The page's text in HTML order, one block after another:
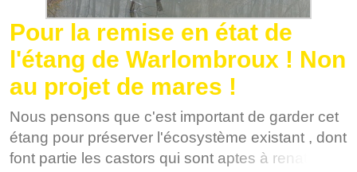
Pour la remise en état de
l'étang de Warlombroux ! Non
au projet de mares !
Nous pensons que c'est important de garder cet
étang pour préserver l'écosystème existant , dont
font partie les castors qui sont aptes à renaturiser